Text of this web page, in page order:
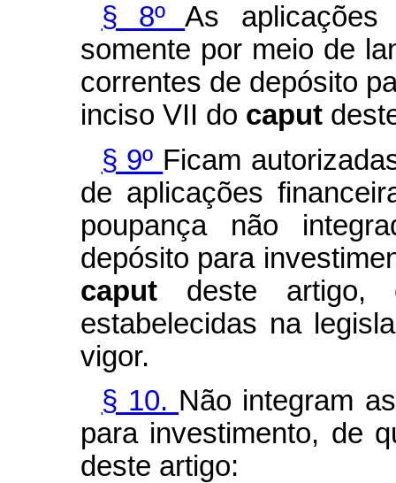
§ 8ºAs aplicações
somente por meio de
correntes de depósito
inciso VII do caput
§ 9º Ficam
de aplicações
poupança não
depósito para
caput deste artigo,
estabelecidas na
vigor.
§ 10. Não integram
para investimento, de
deste artigo: